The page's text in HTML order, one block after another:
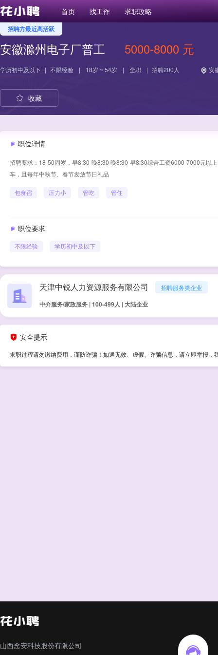
首页 找工作 求职攻略
招聘方最近高活跃
安徽滁州电子厂普工 5000-8000 元
学历初中及以下 | 不限经验 | 18岁 ~ 54岁 | 全职 | 招聘200人 安
收藏
职位详情
招聘要求：18-50周岁，早8:30-晚8:30 晚8:30-早8:30综合工资6000-7000元以
车，且每年中秋节、春节发放节日礼品
包食宿 压力小 管吃 管住
职位要求
不限经验 学历初中及以下
天津中锐人力资源服务有限公司 招聘服务类企业
中介服务/家政服务 | 100-499人 | 大陆企业
安全提示
求职过程请勿缴纳费用，谨防诈骗！如遇无效、虚假、诈骗信息，请立即举报，
山西念安科技股份有限公司